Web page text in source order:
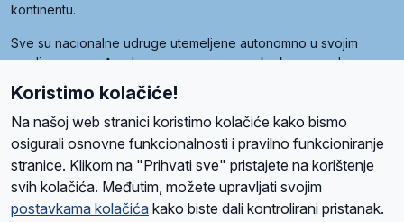
kontinentu.
Sve su nacionalne udruge utemeljene autonomno u svojim
zemljama, a međusobna su povezane preko krovne udruge
Radio Maria). Svjetsku obitelj utemeljilo je sedam članica, među
kojima je i hrvatska Udruga Radio Marija.
O namaRadio ProgramVolonteriPrijateljiKontaktPravila privatnosti
Koristimo kolačiće!
Na našoj web stranici koristimo kolačiće kako bismo
osigurali osnovne funkcionalnosti i pravilno funkcioniranje
stranice. Klikom na "Prihvati sve" pristajete na korištenje
svih kolačića. Međutim, možete upravljati svojim
postavkama kolačića kako biste dali kontrolirani pristanak.